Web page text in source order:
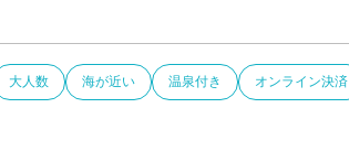
大人数 海が近い 温泉付き オンライン決済